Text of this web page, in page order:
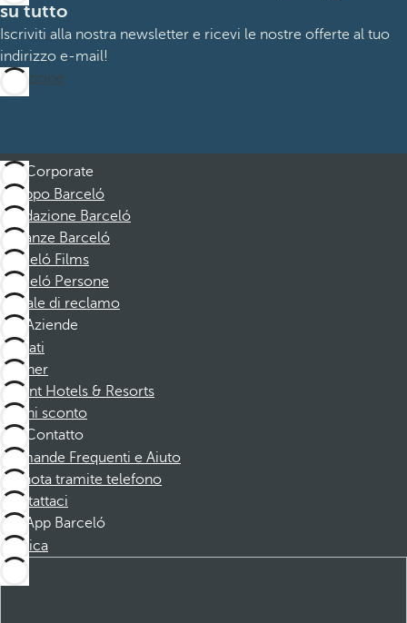
su tutto
Iscriviti alla nostra newsletter e ricevi le nostre offerte al tuo
indirizzo e-mail!
Iscrizione
Corporate
Gruppo Barceló
Fondazione Barceló
Vacanze Barceló
Barceló Films
Barceló Persone
Canale di reclamo
Aziende
Affiliati
Partner
Dorint Hotels & Resorts
Buoni sconto
Contatto
Domande Frequenti e Aiuto
Prenota tramite telefono
Contattaci
App Barceló
Scarica